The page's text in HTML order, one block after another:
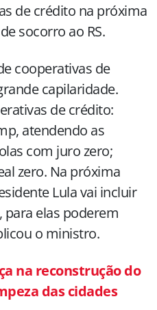
de crédito na próxima
socorro ao RS.
cooperativas de
capilaridade.
de crédito:
atendendo as
com juro zero;
zero. Na próxima
Lula vai incluir
elas poderem
o ministro.
na reconstrução do
das cidades